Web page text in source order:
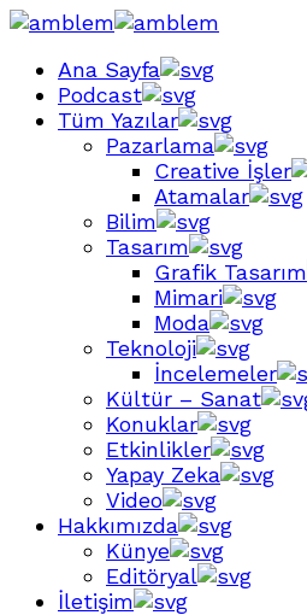
Ana Sayfa
Podcast
Tüm Yazılar
Pazarlama
Creative İşler
Atamalar
Bilim
Tasarım
Grafik Tasarım
Mimari
Moda
Teknoloji
İncelemeler
Kültür – Sanat
Konuklar
Etkinlikler
Yapay Zeka
Video
Hakkımızda
Künye
Editöryal
İletişim